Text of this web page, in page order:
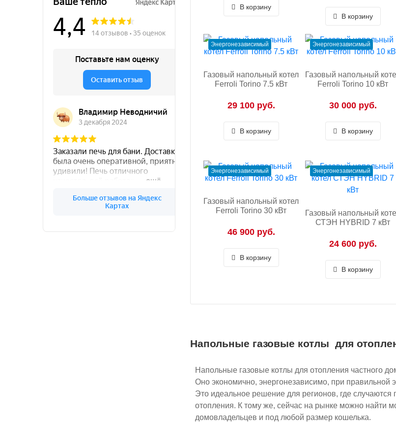
В корзину
В корзину
Энергонезависимый
Газовый напольный котел
Ferroli Torino 7.5 кВт
29 100 руб.
В корзину
Энергонезависимый
Газовый напольный
Ferroli Torino 10 кВт
30 000 руб.
В корзину
Энергонезависимый
Газовый напольный котел
Ferroli Torino 30 кВт
46 900 руб.
В корзину
Энергонезависимый
Газовый напольный
СТЭН HYBRID 7 кВт
24 600 руб.
В корзину
Напольные газовые котлы для
Напольные газовые котлы для отопления частного
Оно экономично, энергонезависимо, при правильной
Это идеальное решение для регионов, где случаются
отопления. К тому же, сейчас на рынке можно найти
домовладельцев и под любой размер кошелька.